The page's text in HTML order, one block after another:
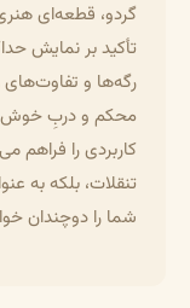
گردو، قطعه‌ای
تأکید بر نمایش
رگه‌ها و
محکم و دربِ
کاربردی را فراهم
تنقلات، بلکه به
شما را دوچندان